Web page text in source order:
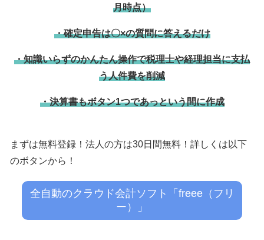
月時点）
・確定申告は〇×の質問に答えるだけ
・知識いらずのかんたん操作で税理士や経理担当に支払
う人件費を削減
・決算書もボタン1つであっという間に作成
まずは無料登録！法人の方は30日間無料！詳しくは以下
のボタンから！
全自動のクラウド会計ソフト「freee（フリ
ー）」